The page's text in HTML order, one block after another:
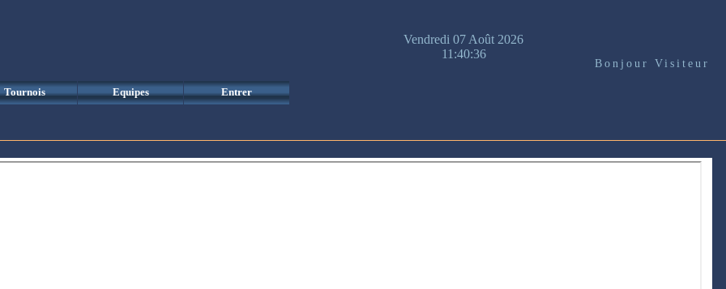
Bonjour Visiteur
Vendredi 07 Août 2026
11:40:36
Tournois Equipes Entrer